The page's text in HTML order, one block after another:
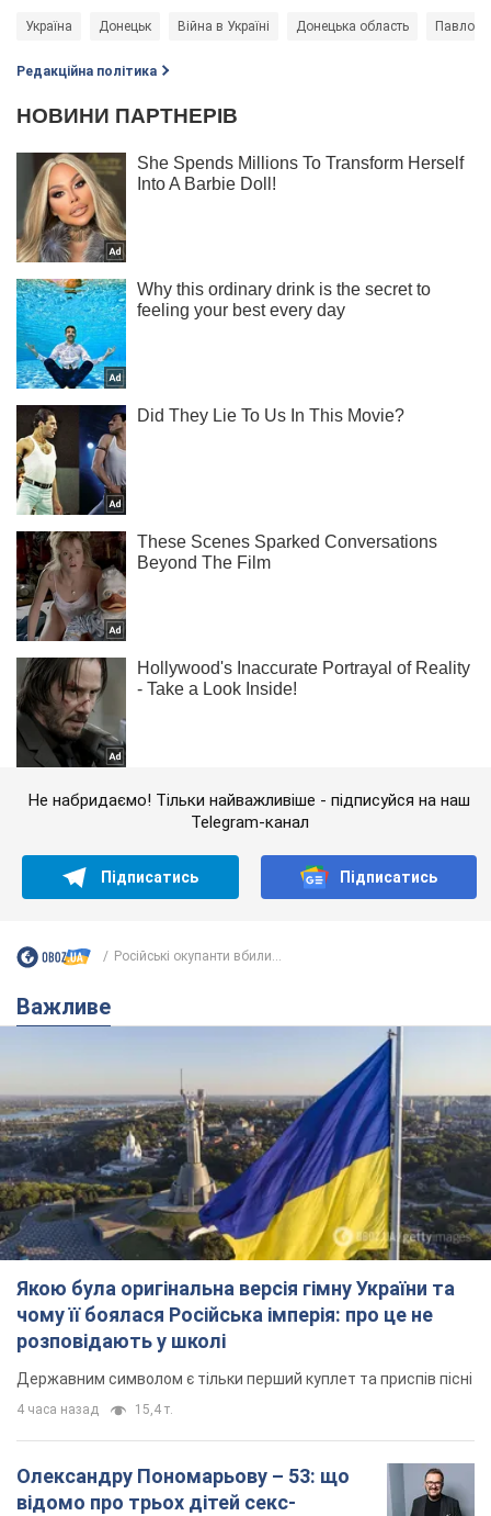
Україна Донецьк Війна в Україні Донецька область Павло
Редакційна політика
Не набридаємо! Тільки найважливіше - підписуйся на наш
Telegram-канал
Підписатись Підписатись
Російські окупанти вбили...
Важливе
Якою була оригінальна версія гімну України та
чому її боялася Російська імперія: про це не
розповідають у школі
Державним символом є тільки перший куплет та приспів пісні
4 часа назад 15,4 т.
Олександру Пономарьову – 53: що
відомо про трьох дітей секс-